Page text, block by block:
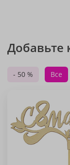
Добавьте
- 50 % Все